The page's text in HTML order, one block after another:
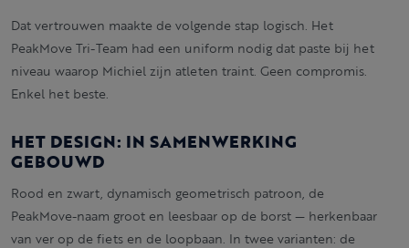
Dat vertrouwen maakte de volgende stap logisch. Het
PeakMove Tri-Team had een uniform nodig dat paste bij het
niveau waarop Michiel zijn atleten traint. Geen compromis.
Enkel het beste.
HET DESIGN: IN SAMENWERKING
GEBOUWD
Rood en zwart, dynamisch geometrisch patroon, de
PeakMove-naam groot en leesbaar op de borst — herkenbaar
van ver op de fiets en de loopbaan. In twee varianten: de